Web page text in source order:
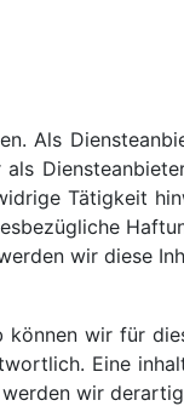
Als
Tätigkeit
wir diese
wir für
Eine
wir